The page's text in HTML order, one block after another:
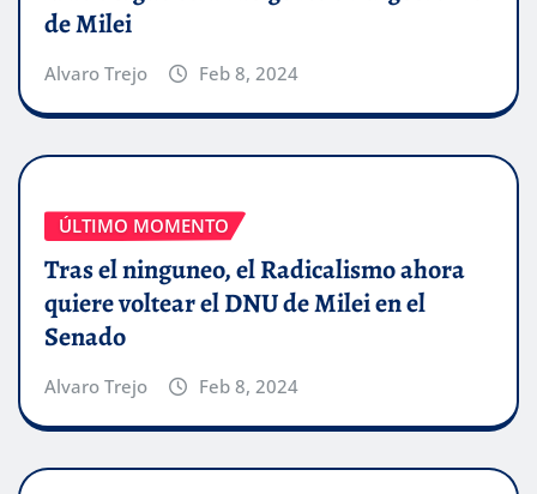
de Milei
Alvaro Trejo Feb 8, 2024
ÚLTIMO MOMENTO
Tras el ninguneo, el Radicalismo ahora
quiere voltear el DNU de Milei en el
Senado
Alvaro Trejo Feb 8, 2024